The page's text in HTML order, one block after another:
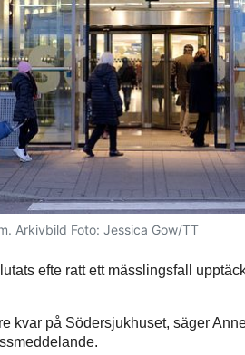
Arkivbild Foto: Jessica Gow/TT
efte ratt ett mässlingsfall
kvar på Södersjukhuset, säger